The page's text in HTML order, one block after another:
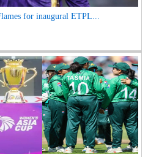
for inaugural ETPL...